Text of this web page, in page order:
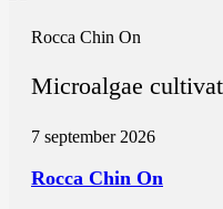
Rocca Chin On
Microalgae
7 september 2026
Rocca Chin On